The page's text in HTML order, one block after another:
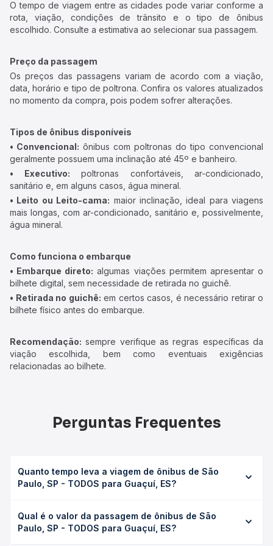
O tempo de viagem entre as cidades pode variar conforme a
rota, viação, condições de trânsito e o tipo de ônibus
escolhido. Consulte a estimativa ao selecionar sua passagem.
Preço da passagem
Os preços das passagens variam de acordo com a viação,
data, horário e tipo de poltrona. Confira os valores atualizados
no momento da compra, pois podem sofrer alterações.
Tipos de ônibus disponíveis
• Convencional: ônibus com poltronas do tipo convencional
geralmente possuem uma inclinação até 45º e banheiro.
• Executivo: poltronas confortáveis, ar-condicionado,
sanitário e, em alguns casos, água mineral.
• Leito ou Leito-cama: maior inclinação, ideal para viagens
mais longas, com ar-condicionado, sanitário e, possivelmente,
água mineral.
Como funciona o embarque
• Embarque direto: algumas viações permitem apresentar o
bilhete digital, sem necessidade de retirada no guichê.
• Retirada no guichê: em certos casos, é necessário retirar o
bilhete físico antes do embarque.
Recomendação: sempre verifique as regras específicas da
viação escolhida, bem como eventuais exigências
relacionadas ao bilhete.
Perguntas Frequentes
Quanto tempo leva a viagem de ônibus de São
Paulo, SP - TODOS para Guaçuí, ES?
Guaçuí, ES leva em média 16h 33min, podendo variar
conforme a viação, o tipo de serviço (convencional,
Qual é o valor da passagem de ônibus de São
Paulo, SP - TODOS para Guaçuí, ES?